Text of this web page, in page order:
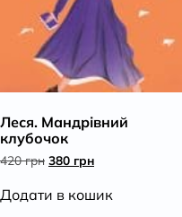
Леся. Мандрівний
клубочок
420грн Оригінальна
380 грнПоточна
Додати в кошик